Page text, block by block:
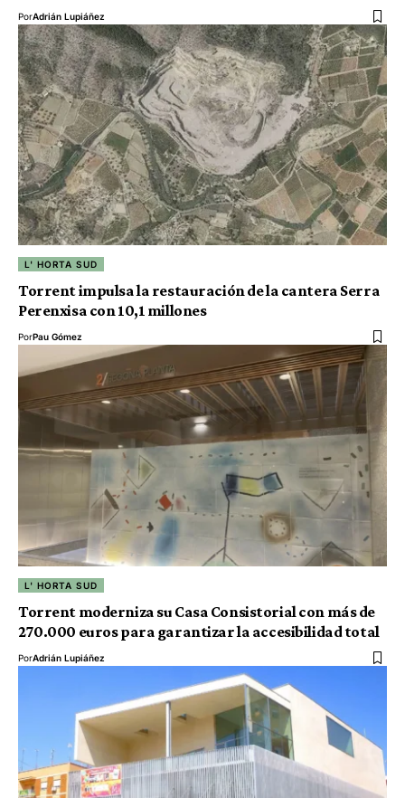
PorAdrián Lupiáñez
L' HORTA SUD
Torrent impulsa la restauración de la cantera Serra
Perenxisa con 10,1 millones
PorPau Gómez
L' HORTA SUD
Torrent moderniza su Casa Consistorial con más de
270.000 euros para garantizar la accesibilidad total
PorAdrián Lupiáñez